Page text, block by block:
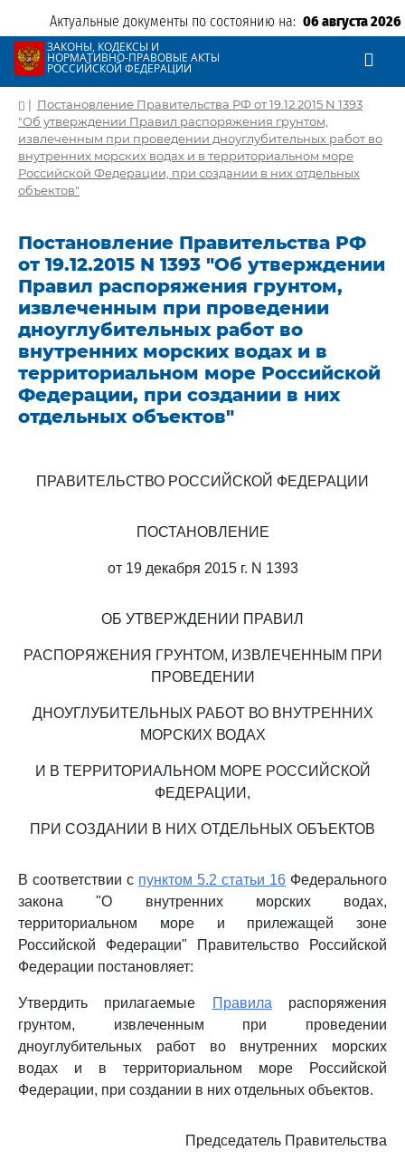
Актуальные документы по состоянию на: 06 августа 2026
ЗАКОНЫ, КОДЕКСЫ И
НОРМАТИВНО-ПРАВОВЫЕ АКТЫ
РОССИЙСКОЙ ФЕДЕРАЦИИ
| Постановление Правительства РФ от 19.12.2015 N 1393
"Об утверждении Правил распоряжения грунтом,
извлеченным при проведении дноуглубительных работ во
внутренних морских водах и в территориальном море
Российской Федерации, при создании в них отдельных
объектов"
Постановление Правительства РФ
от 19.12.2015 N 1393 "Об утверждении
Правил распоряжения грунтом,
извлеченным при проведении
дноуглубительных работ во
внутренних морских водах и в
территориальном море Российской
Федерации, при создании в них
отдельных объектов"
ПРАВИТЕЛЬСТВО РОССИЙСКОЙ ФЕДЕРАЦИИ
ПОСТАНОВЛЕНИЕ
от 19 декабря 2015 г. N 1393
ОБ УТВЕРЖДЕНИИ ПРАВИЛ
РАСПОРЯЖЕНИЯ ГРУНТОМ, ИЗВЛЕЧЕННЫМ ПРИ
ПРОВЕДЕНИИ
ДНОУГЛУБИТЕЛЬНЫХ РАБОТ ВО ВНУТРЕННИХ
МОРСКИХ ВОДАХ
И В ТЕРРИТОРИАЛЬНОМ МОРЕ РОССИЙСКОЙ
ФЕДЕРАЦИИ,
ПРИ СОЗДАНИИ В НИХ ОТДЕЛЬНЫХ ОБЪЕКТОВ
В соответствии с пунктом 5.2 статьи 16 Федерального
закона "О внутренних морских водах,
территориальном море и прилежащей зоне
Российской Федерации" Правительство Российской
Федерации постановляет:
Утвердить прилагаемые Правила распоряжения
грунтом, извлеченным при проведении
дноуглубительных работ во внутренних морских
водах и в территориальном море Российской
Федерации, при создании в них отдельных объектов.
Председатель Правительства